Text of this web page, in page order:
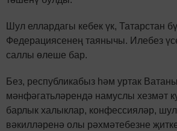
Шул еллардагы кебек үк, Татарстан
Федерациясенең таянычы. Илебез
саллы өлеше бар.
Без, республикабыз һәм уртак
мәнфәгатьләрендә намуслы хезмәт
барлык халыклар, конфессияләр,
вәкилләренә олы рәхмәтебезне